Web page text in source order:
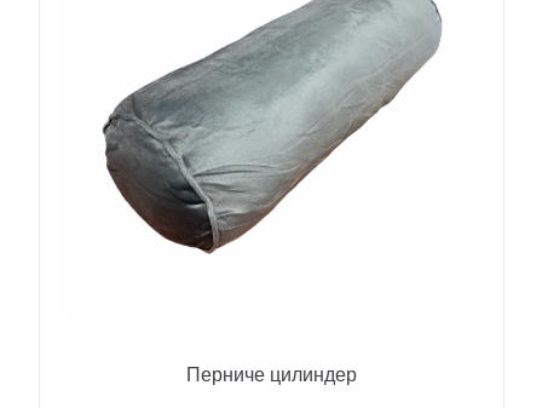
Перниче цилиндер